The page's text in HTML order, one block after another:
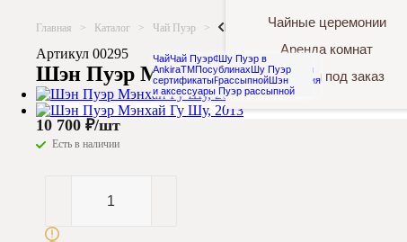
Чайные церемонии
Аренда комнат
Подарки под заказ
Главная > Каталог > Чай Пуэр
ЧайЧай ПуэрФирменный чай
AnkiraTMПосудаЧайники Подарки и
сертификатыРаспродажаУкрашения
и аксессуары
> Шэн Пуэр в блинах
Шу Пуэр в
блинахШу Пуэр
рассыпнойШэн
Пуэр рассыпной
> Шэн Пуэр
Артикул 00295
Шэн Пуэр Мэнхай Гу Шу, 2013
10 700 ₽/шт
Есть в наличии